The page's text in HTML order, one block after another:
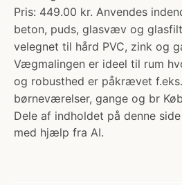
Pris: 449.00 kr. Anvendes
beton, puds, glasvæv og
velegnet til hård PVC, zink og
Vægmalingen er ideel til rum
og robusthed er påkrævet
børneværelser, gange og br
Dele af indholdet på denne
med hjælp fra AI.